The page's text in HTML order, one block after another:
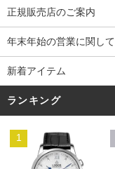
正規販売店のご案内
年末年始の営業に関して
新着アイテム
ランキング
1